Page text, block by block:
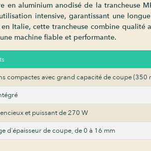
en aluminium anodisé de la trancheuse
intensive, garantissant une
en Italie, cette trancheuse combine
machine fiable et performante.
compactes avec grand capacité de coupe (350
et puissant de 270 W
d'épaisseur de coupe, de 0 à 16 mm